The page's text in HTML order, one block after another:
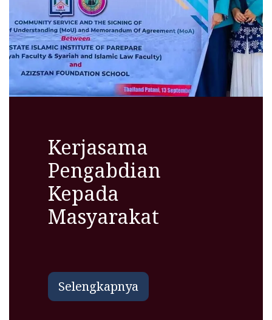
Kerjasama
Pengabdian
Kepada
Masyarakat
Selengkapnya